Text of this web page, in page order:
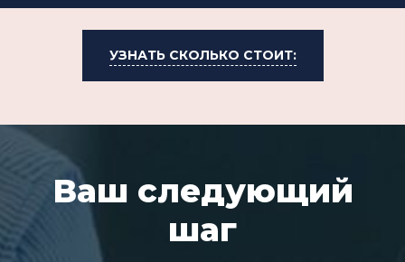
УЗНАТЬ СКОЛЬКО СТОИТ:
Ваш следующий
шаг